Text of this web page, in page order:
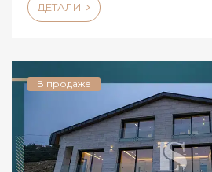
ДЕТАЛИ
В продаже